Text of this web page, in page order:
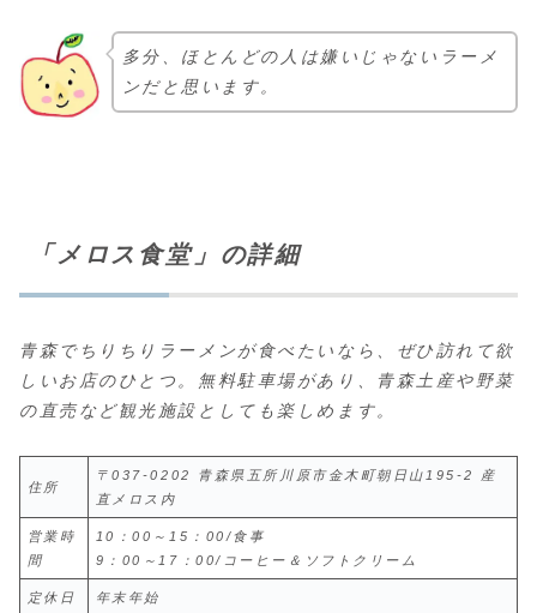
多分、ほとんどの人は嫌いじゃないラーメ
ンだと思います。
「メロス食堂」の詳細
青森でちりちりラーメンが食べたいなら、ぜひ訪れて欲
しいお店のひとつ。無料駐車場があり、青森土産や野菜
の直売など観光施設としても楽しめます。
住所
〒037-0202 青森県五所川原市金木町朝日山195-2 産
直メロス内
営業時
間
10：00～15：00/食事
9：00～17：00/コーヒー＆ソフトクリーム
定休日 年末年始